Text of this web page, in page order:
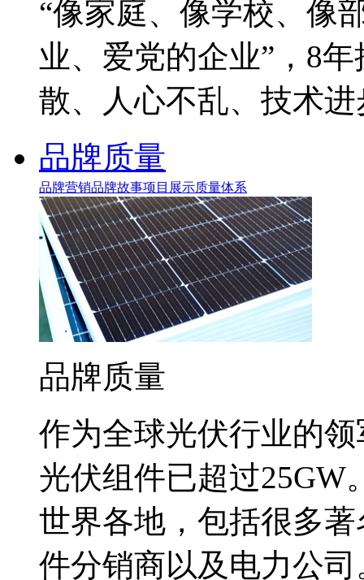
“像家庭、像学校、像
业、爱党的企业”，8
散、人心不乱、技术
品牌质量
品牌营销品牌故事项目展示质量体系
品牌质量
作为全球光伏行业的
光伏组件已超过25GW
世界各地，包括很多
件分销商以及电力公司